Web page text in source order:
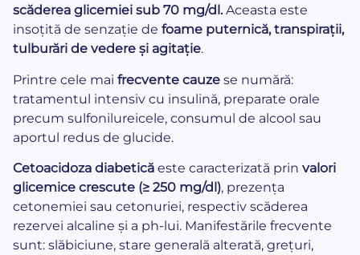
scăderea glicemiei sub 70 mg/dl.Aceasta este
insoțită de senzație de foame puternică, transpirații,
tulburări de vedere și agitație.
Printre cele mai frecvente cauze se numără:
tratamentul intensiv cu insulină, preparate orale
precum sulfonilureicele, consumul de alcool sau
aportul redus de glucide.
Cetoacidoza diabetică este caracterizată prin valori
glicemice crescute (≥ 250 mg/dl), prezența
cetonemiei sau cetonuriei, respectiv scăderea
rezervei alcaline și a ph-lui. Manifestările frecvente
sunt: slăbiciune, stare generală alterată, grețuri,